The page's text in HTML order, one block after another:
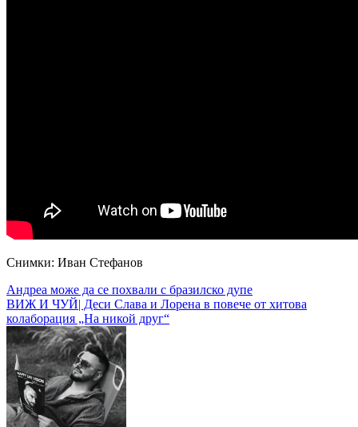
Снимки: Иван Стефанов
Навигация
Андреа може да се похвали с бразилско дупе
ВИЖ И ЧУЙ| Деси Слава и Лорена в повече от хитова
колаборация „На никой друг“